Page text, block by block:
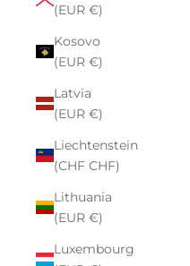
(EUR €)
Kosovo
(EUR €)
Latvia
(EUR €)
Liechtenstein
(CHF CHF)
Lithuania
(EUR €)
Luxembourg